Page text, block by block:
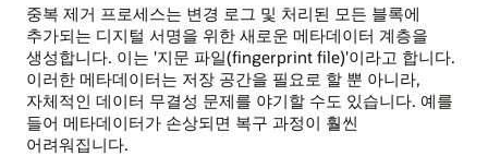
중복 제거 프로세스는 변경 로그 및 처리된 모든 블록에
추가되는 디지털 서명을 위한 새로운 메타데이터 계층을
생성합니다. 이는 '지문 파일(fingerprint file)'이라고 합니다.
이러한 메타데이터는 저장 공간을 필요로 할 뿐 아니라,
자체적인 데이터 무결성 문제를 야기할 수도 있습니다. 예를
들어 메타데이터가 손상되면 복구 과정이 훨씬
어려워집니다.